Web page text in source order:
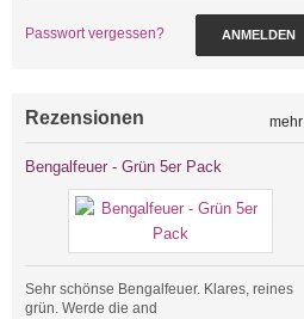
Passwort vergessen? ANMELDEN
Rezensionen mehr
Bengalfeuer - Grün 5er Pack
Sehr schönse Bengalfeuer. Klares, reines
grün. Werde die and